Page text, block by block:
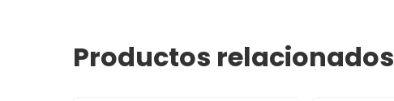
Productos relacionados